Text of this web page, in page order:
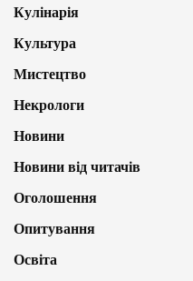
Кулінарія
Культура
Мистецтво
Некрологи
Новини
Новини від читачів
Оголошення
Опитування
Освіта